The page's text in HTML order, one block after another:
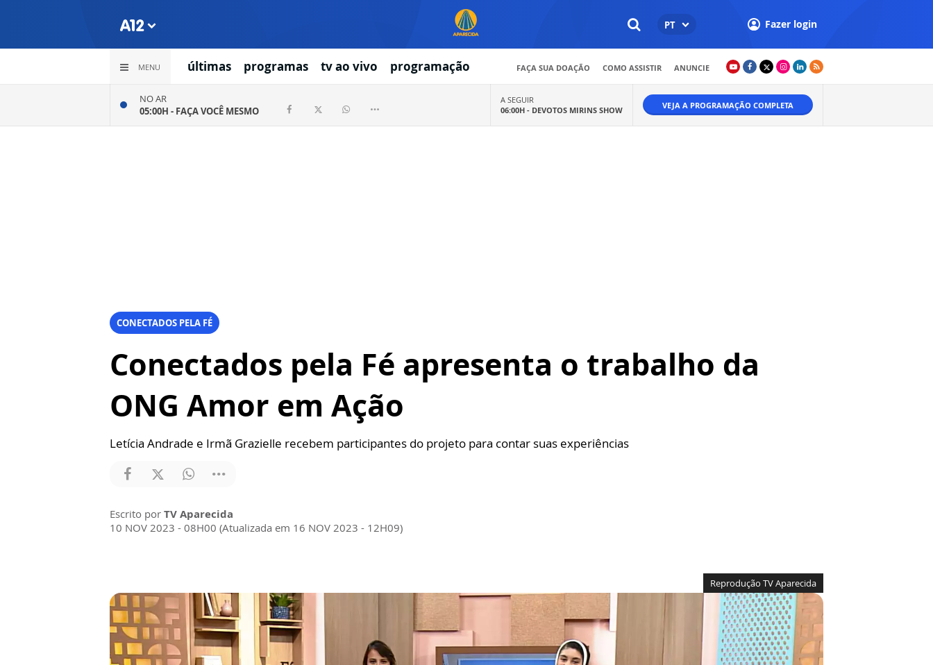
PT Fazer login
MENU últimas programas tv ao vivo programação FAÇA SUA DOAÇÃO COMO ASSISTIR ANUNCIE
NO AR
05:00H - FAÇA VOCÊ MESMO
A SEGUIR
06:00H - DEVOTOS MIRINS SHOW VEJA A PROGRAMAÇÃO COMPLETA
CONECTADOS PELA FÉ
Conectados pela Fé apresenta o trabalho da
ONG Amor em Ação
Letícia Andrade e Irmã Grazielle recebem participantes do projeto para contar suas experiências
Escrito por TV Aparecida
10 NOV 2023 - 08H00 (Atualizada em 16 NOV 2023 - 12H09)
Reprodução TV Aparecida